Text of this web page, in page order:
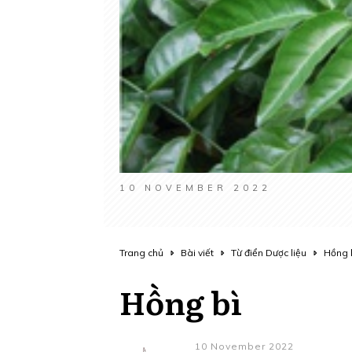
10 NOVEMBER 2022
Trang chủ Bài viết Từ điển Dược liệu Hồng
Hồng bì
10 November 2022